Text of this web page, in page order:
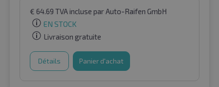
€ 64.69 TVA incluse par Auto-Raifen GmbH
EN STOCK
Livraison gratuite
Détails Panier d'achat